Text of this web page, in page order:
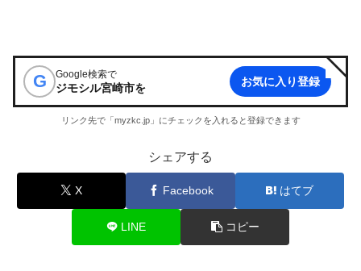
G Google検索で
ジモシル宮崎市を お気に入り登録
リンク先で「myzkc.jp」にチェックを入れると登録できます
シェアする
X Facebook はてブ
LINE コピー